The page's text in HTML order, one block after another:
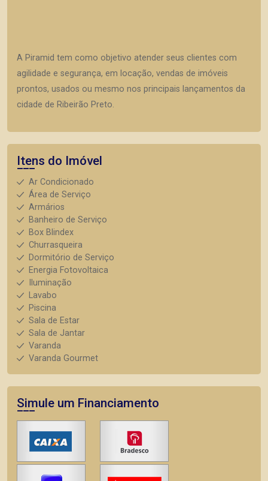
A Piramid tem como objetivo atender seus clientes com
agilidade e segurança, em locação, vendas de imóveis
prontos, usados ou mesmo nos principais lançamentos da
cidade de Ribeirão Preto.
Itens do Imóvel
Ar Condicionado
Área de Serviço
Armários
Banheiro de Serviço
Box Blindex
Churrasqueira
Dormitório de Serviço
Energia Fotovoltaica
Iluminação
Lavabo
Piscina
Sala de Estar
Sala de Jantar
Varanda
Varanda Gourmet
Simule um Financiamento